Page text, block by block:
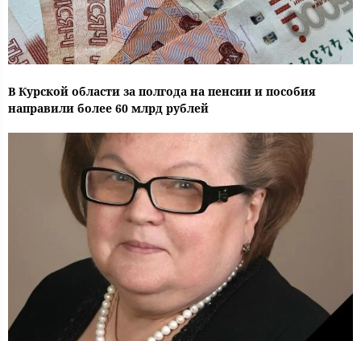
В Курской области за полгода на пенсии и пособия
направили более 60 млрд рублей